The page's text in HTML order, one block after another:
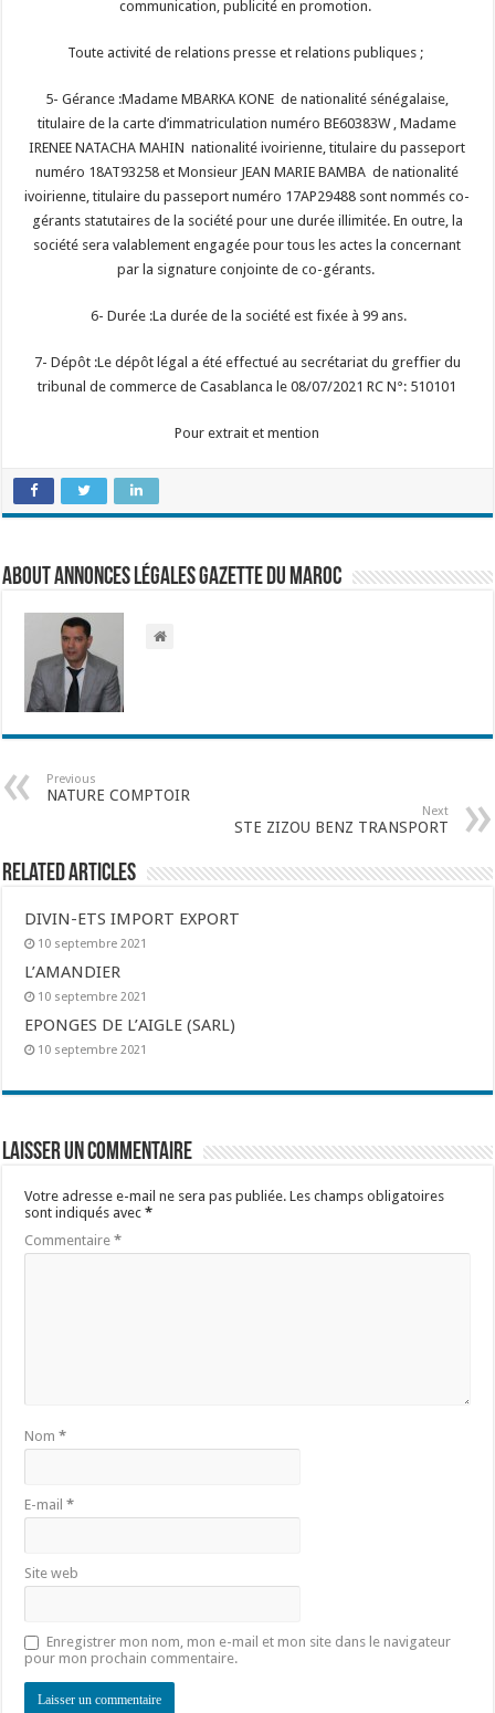
communication, publicité en promotion.
Toute activité de relations presse et relations publiques ;
5- Gérance :Madame MBARKA KONE de nationalité sénégalaise,
titulaire de la carte d’immatriculation numéro BE60383W , Madame
IRENEE NATACHA MAHIN nationalité ivoirienne, titulaire du passeport
numéro 18AT93258 et Monsieur JEAN MARIE BAMBA de nationalité
ivoirienne, titulaire du passeport numéro 17AP29488 sont nommés co-
gérants statutaires de la société pour une durée illimitée. En outre, la
société sera valablement engagée pour tous les actes la concernant
par la signature conjointe de co-gérants.
6- Durée :La durée de la société est fixée à 99 ans.
7- Dépôt :Le dépôt légal a été effectué au secrétariat du greffier du
tribunal de commerce de Casablanca le 08/07/2021 RC N°: 510101
Pour extrait et mention
About Annonces légales Gazette du Maroc
Previous
NATURE COMPTOIR
Next
STE ZIZOU BENZ TRANSPORT
Related Articles
DIVIN-ETS IMPORT EXPORT
10 septembre 2021
L’AMANDIER
10 septembre 2021
EPONGES DE L’AIGLE (SARL)
10 septembre 2021
Laisser un commentaire
Votre adresse e-mail ne sera pas publiée. Les champs obligatoires
sont indiqués avec*
Commentaire*
Nom*
E-mail*
Site web
Enregistrer mon nom, mon e-mail et mon site dans le navigateur
pour mon prochain commentaire.